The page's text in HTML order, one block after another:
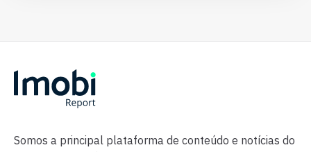
Somos a principal plataforma de conteúdo e notícias do